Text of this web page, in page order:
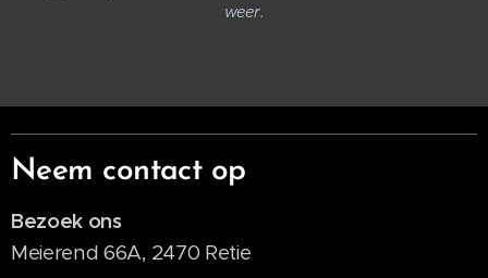
weer.
Neem contact op
Bezoek ons
Meierend 66A, 2470 Retie